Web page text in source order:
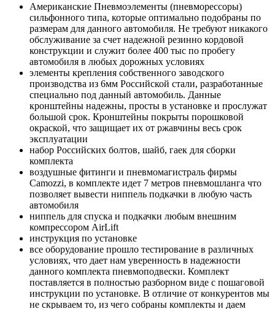
Американские Пневмоэлементы (пневморессоры)
сильфонного типа, которые оптимально подобраны по
размерам для данного автомобиля. Не требуют никакого
обслуживание за счет надежной резинно кордовой
конструкции и служит более 400 тыс по пробегу
автомобиля в любых дорожных условиях
элементы крепления собственного заводского
производства из 6мм Российской стали, разработанные
специально под данный автомобиль. Данные
кронштейны надежны, просты в установке и прослужат
большой срок. Кронштейны покрыты порошковой
окраской, что защищает их от ржавчины весь срок
эксплуатации
набор Российских болтов, шайб, гаек для сборки
комплекта
воздушные фитинги и пневмомагистраль фирмы
Camozzi, в комплекте идет 7 метров пневмошланга что
позволяет вывести ниппель подкачки в любую часть
автомобиля
ниппель для спуска и подкачки любым внешним
компрессором AirLift
инструкция по установке
все оборудование прошло тестирование в различных
условиях, что дает нам уверенность в надежности
данного комплекта пневмоподвески. Комплект
поставляется в полностью разборном виде с пошаговой
инструкции по установке. В отличие от конкурентов мы
не скрываем то, из чего собраны комплекты и даем